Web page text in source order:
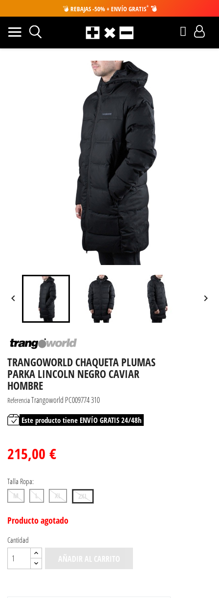
💣 REBAJAS -50% + ENVÍO GRATIS* 💣
 
TRANGOWORLD CHAQUETA PLUMAS
PARKA LINCOLN NEGRO CAVIAR
HOMBRE
ReferenciaTrangoworld PC009774 310
Este producto tiene ENVÍO GRATIS 24/48h
215,00 €
Talla Ropa:
M L XL 2XL
Producto agotado
Cantidad
AÑADIR AL CARRITO